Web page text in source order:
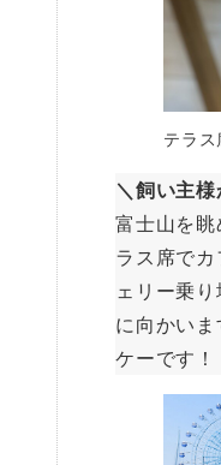
テラ
＼飼い主
富士山を
ラス席で
ェリー乗
に向かい
ケーです！